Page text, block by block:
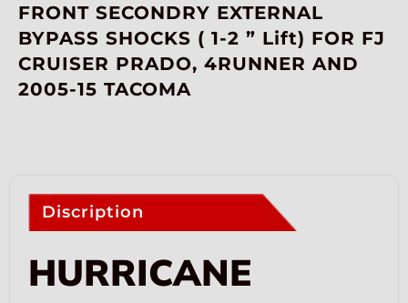
FRONT SECONDRY EXTERNAL
BYPASS SHOCKS ( 1-2 ” Lift) FOR FJ
CRUISER PRADO, 4RUNNER AND
2005-15 TACOMA
Discription
HURRICANE